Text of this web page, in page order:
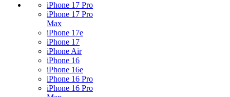
iPhone 17 Pro
iPhone 17 Pro
Max
iPhone 17e
iPhone 17
iPhone Air
iPhone 16
iPhone 16e
iPhone 16 Pro
iPhone 16 Pro